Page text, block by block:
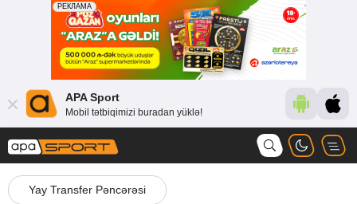
APA Sport
Mobil tətbiqimizi buradan yüklə!
Yay Transfer Pəncərəsi